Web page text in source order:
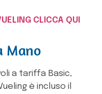
CLICCA QUI
Mano
a tariffa Basic,
è incluso il